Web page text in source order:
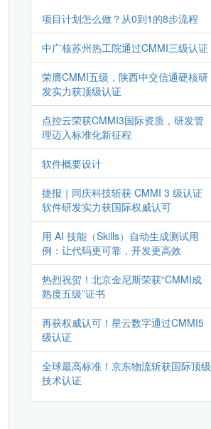
项目计划怎么做？从0到1的8步流程
中广核苏州热工院通过CMMI三级认证
荣膺CMMI五级，陕西中交信通硬核研
发实力获顶级认证
点控云荣获CMMI3国际资质，研发管
理迈入标准化新征程
软件概要设计
捷报｜同庆科技斩获 CMMI 3 级认证
软件研发实力获国际权威认可
用 AI 技能（Skills）自动生成测试用
例：让代码更可靠，开发更高效
热烈祝贺！北京金尼斯荣获“CMMI成
熟度五级”证书
再获权威认可！星云数字通过CMMI5
级认证
全球最高标准！京东物流斩获国际顶级
技术认证